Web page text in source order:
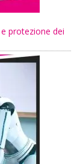
protezione dei